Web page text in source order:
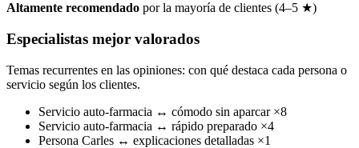
Altamente recomendado por la mayoría de clientes (4–5 ★)
Especialistas mejor valorados
Temas recurrentes en las opiniones: con qué destaca cada persona o
servicio según los clientes.
Servicio auto-farmacia ↔ cómodo sin aparcar ×8
Servicio auto-farmacia ↔ rápido preparado ×4
Persona Carles ↔ explicaciones detalladas ×1